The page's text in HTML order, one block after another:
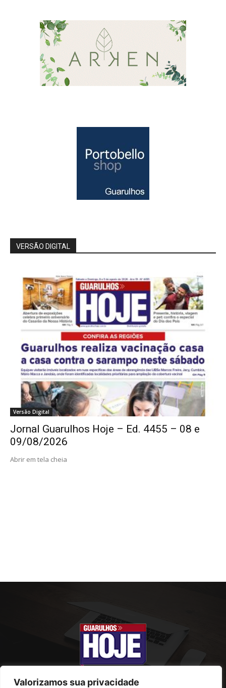
Valorizamos sua privacidade
VERSÃO DIGITAL
Versão Digital
Jornal Guarulhos Hoje – Ed. 4455 – 08 e
09/08/2026
Abrir em tela cheia